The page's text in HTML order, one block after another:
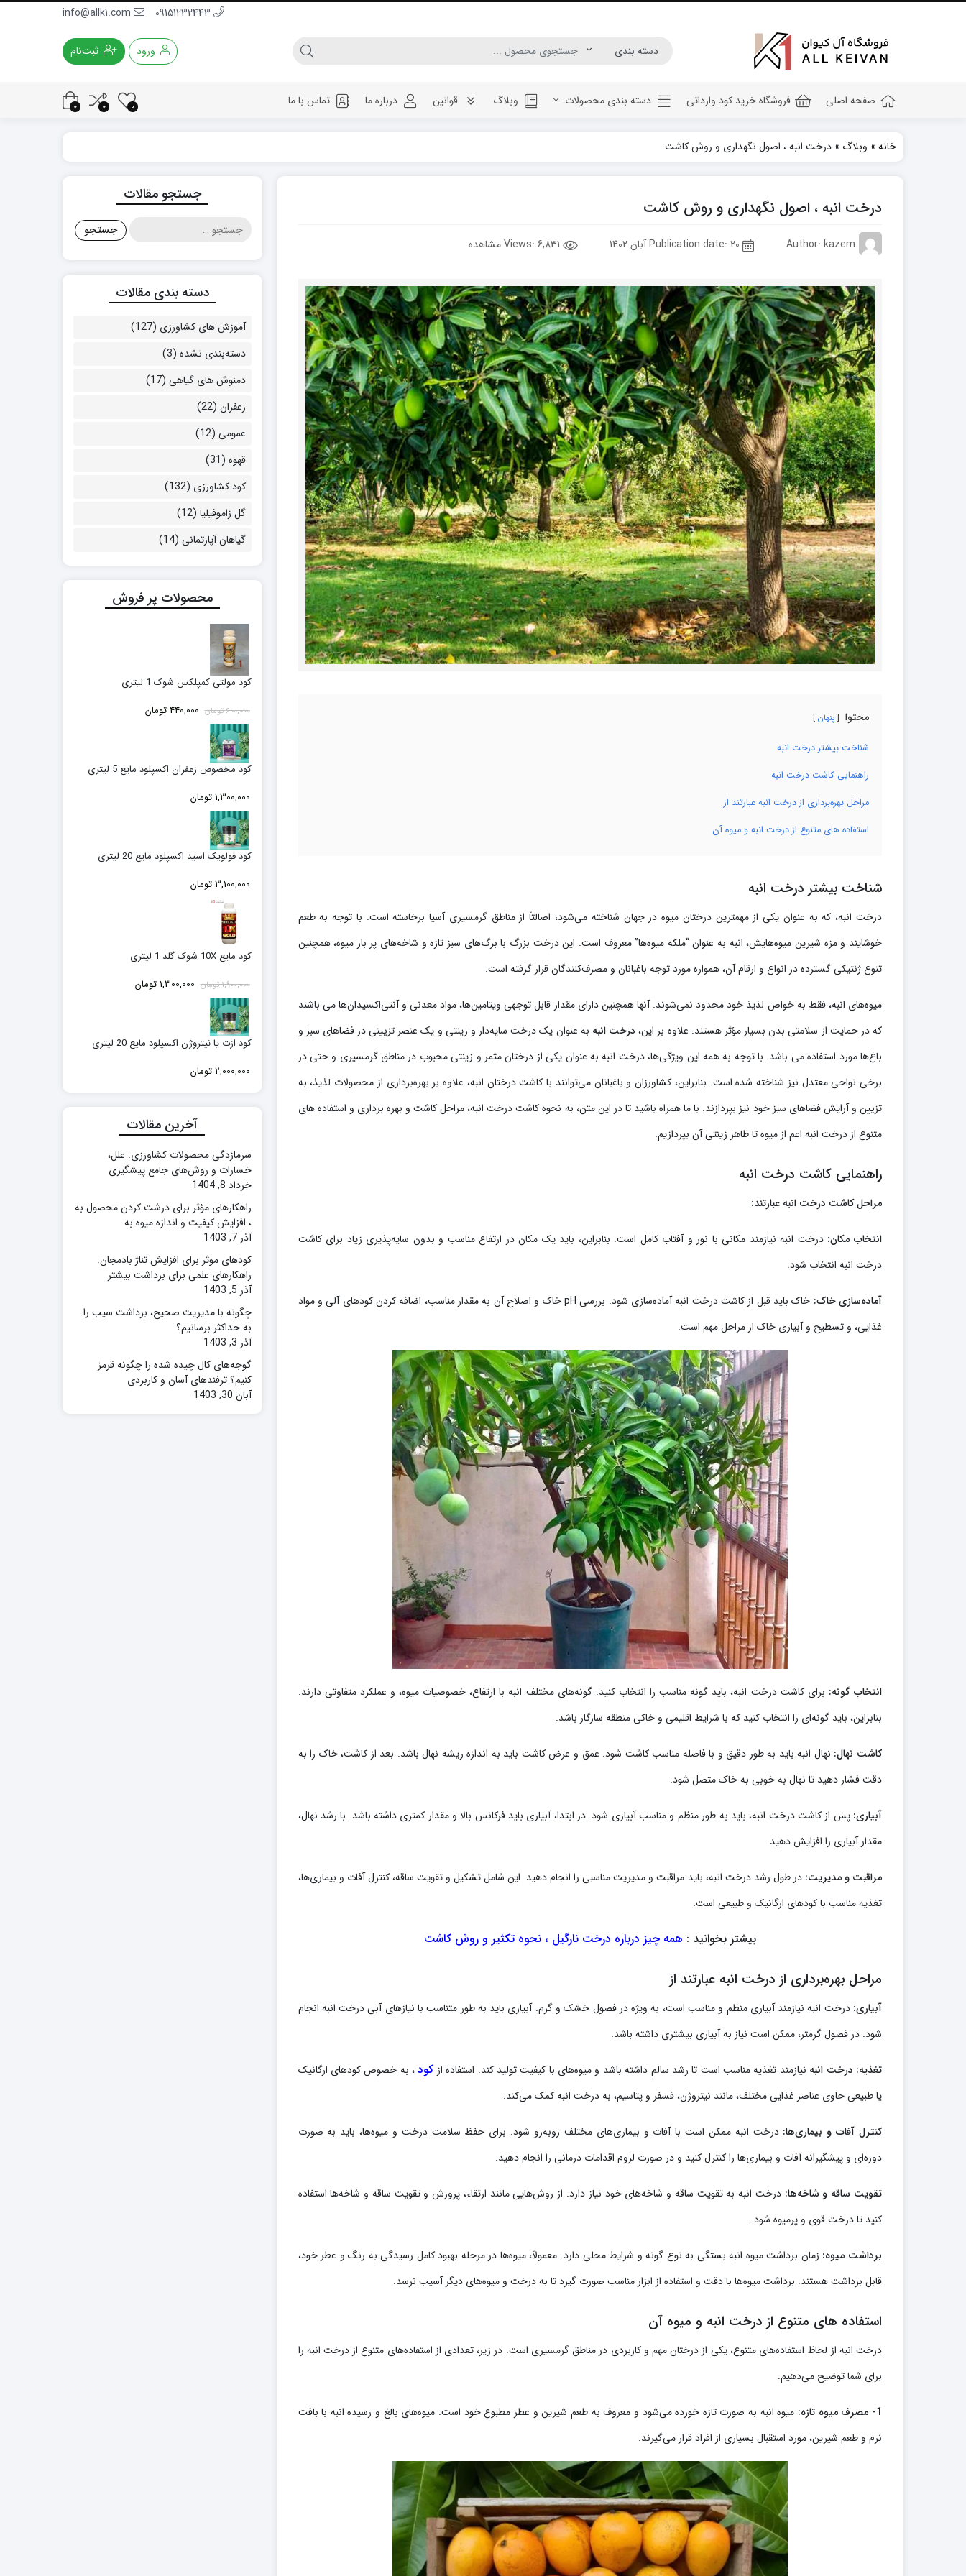
ورود ثبت‌نام
صفحه اصلی فروشگاه خرید کود وارداتی دسته بندی محصولات
کود کامل ۲۰ ۲۰ ۲۰
کود npk
کود آهن
کود فسفر بالا
کود گلدهی(کود ۱۲ ۱۲ ۳۶)
کود آمینو اسید
کود فروت ست
کود گیاهان آپارتمانی
وبلاگ قوانین درباره ما تماس با ما 0
0
0
خانه » وبلاگ » درخت انبه ، اصول نگهداری و روش کاشت
درخت انبه ، اصول نگهداری و روش کاشت
Author: kazem 6,831 مشاهده
محتوا پنهان
شناخت بیشتر درخت انبه
راهنمایی کاشت درخت انبه
مراحل بهره‌برداری از درخت انبه عبارتند از
استفاده های متنوع از درخت انبه و میوه آن
شناخت بیشتر درخت انبه
درخت انبه، که به عنوان یکی از مهمترین درختان میوه در جهان شناخته می‌شود، اصالتاً از مناطق گرمسیری آسیا برخاسته است. با توجه به طعم
خوشایند و مزه شیرین میوه‌هایش، انبه به عنوان “ملکه میوه‌ها” معروف است. این درخت بزرگ با برگ‌های سبز تازه و شاخه‌های پر بار میوه، همچنین
تنوع ژنتیکی گسترده در انواع و ارقام آن، همواره مورد توجه باغبانان و مصرف‌کنندگان قرار گرفته است.
میوه‌های انبه، فقط به خواص لذیذ خود محدود نمی‌شوند. آنها همچنین دارای مقدار قابل توجهی ویتامین‌ها، مواد معدنی و آنتی‌اکسیدان‌ها می باشند
که در حمایت از سلامتی بدن بسیار مؤثر هستند. علاوه بر این، درخت انبه به عنوان یک درخت سایه‌دار و زینتی و یک عنصر تزیینی در فضاهای سبز و
باغ‌ها مورد استفاده می باشد. با توجه به همه این ویژگی‌ها، درخت انبه به عنوان یکی از درختان مثمر و زینتی محبوب در مناطق گرمسیری و حتی در
برخی نواحی معتدل نیز شناخته شده است. بنابراین، کشاورزان و باغبانان می‌توانند با کاشت درختان انبه، علاوه بر بهره‌برداری از محصولات لذیذ، به
تزیین و آرایش فضاهای سبز خود نیز بپردازند. با ما همراه باشید تا در این متن، به نحوه کاشت درخت انبه، مراحل کاشت و بهره برداری و استفاده های
متنوع از درخت انبه اعم از میوه تا ظاهر زینتی آن بپردازیم.
راهنمایی کاشت درخت انبه
مراحل کاشت درخت انبه عبارتند:
انتخاب مکان: درخت انبه نیازمند مکانی با نور و آفتاب‌ کامل است. بنابراین، باید یک مکان در ارتفاع مناسب و بدون سایه‌پذیری زیاد برای کاشت
درخت انبه انتخاب شود.
آماده‌سازی خاک:
خاک باید قبل از کاشت درخت انبه آماده‌سازی شود. بررسی pH خاک و اصلاح آن به مقدار مناسب، اضافه کردن کودهای آلی و مواد
غذایی، و تسطیح و آبیاری خاک از مراحل مهم است.
انتخاب گونه: برای کاشت درخت انبه، باید گونه مناسب را انتخاب کنید. گونه‌های مختلف انبه با ارتفاع، خصوصیات میوه، و عملکرد متفاوتی دارند.
بنابراین، باید گونه‌ای را انتخاب کنید که با شرایط اقلیمی و خاکی منطقه سازگار باشد.
کاشت نهال: نهال انبه باید به طور دقیق و با فاصله مناسب کاشت شود. عمق و عرض کاشت باید به اندازه ریشه نهال باشد. بعد از کاشت، خاک را به
دقت فشار دهید تا نهال به خوبی به خاک متصل شود.
آبیاری: پس از کاشت درخت انبه، باید به طور منظم و مناسب آبیاری شود. در ابتدا، آبیاری باید فرکانس بالا و مقدار کمتری داشته باشد. با رشد نهال،
مقدار آبیاری را افزایش دهید.
مراقبت و مدیریت: در طول رشد درخت انبه، باید مراقبت و مدیریت مناسبی را انجام دهید. این شامل تشکیل و تقویت ساقه، کنترل آفات و بیماری‌ها،
تغذیه مناسب با کودهای ارگانیک و طبیعی است.
بیشتر بخوانید : همه چیز درباره درخت نارگیل ، نحوه تکثیر و روش کاشت
مراحل بهره‌برداری از درخت انبه عبارتند از
آبیاری: درخت انبه نیازمند آبیاری منظم و مناسب است، به ویژه در فصول خشک و گرم. آبیاری باید به طور متناسب با نیازهای آبی درخت انبه انجام
شود. در فصول گرمتر، ممکن است نیاز به آبیاری بیشتری داشته باشد.
تغذیه: درخت انبه نیازمند تغذیه مناسب است تا رشد سالم داشته باشد و میوه‌های با کیفیت تولید کند. استفاده از کود، به خصوص کودهای ارگانیک
یا طبیعی حاوی عناصر غذایی مختلف، مانند نیتروژن، فسفر و پتاسیم، به درخت انبه کمک می‌کند.
کنترل آفات و بیماری‌ها: درخت انبه ممکن است با آفات و بیماری‌های مختلف روبه‌رو شود. برای حفظ سلامت درخت و میوه‌ها، باید به صورت
دوره‌ای و پیشگیرانه آفات و بیماری‌ها را کنترل کنید و در صورت لزوم اقدامات درمانی را انجام دهید.
تقویت ساقه و شاخه‌ها: درخت انبه به تقویت ساقه و شاخه‌های خود نیاز دارد. از روش‌هایی مانند ارتقاء، پرورش و تقویت ساقه و شاخه‌ها استفاده
کنید تا درخت قوی و پرمیوه شود.
برداشت میوه: زمان برداشت میوه انبه بستگی به نوع گونه و شرایط محلی دارد. معمولاً، میوه‌ها در مرحله بهبود کامل رسیدگی به رنگ و عطر خود،
قابل برداشت هستند. برداشت میوه‌ها با دقت و استفاده از ابزار مناسب صورت گیرد تا به درخت و میوه‌های دیگر آسیب نرسد.
استفاده های متنوع از درخت انبه و میوه آن
درخت انبه از لحاظ استفاده‌های متنوع، یکی از درختان مهم و کاربردی در مناطق گرمسیری است. در زیر، تعدادی از استفاده‌های متنوع از درخت انبه را
برای شما توضیح می‌دهیم:
1- مصرف میوه تازه:
میوه انبه به صورت تازه خورده می‌شود و معروف به طعم شیرین و عطر مطبوع خود است. میوه‌های بالغ و رسیده انبه با بافت
نرم و طعم شیرین، مورد استقبال بسیاری از افراد قرار می‌گیرند.
جستجو مقالات
جستجو
برای:
دسته بندی مقالات
آموزش های کشاورزی (127)
دسته‌بندی نشده (3)
دمنوش های گیاهی (17)
زعفران (22)
عمومی (12)
قهوه (31)
کود کشاورزی (132)
گل زاموفیلیا (12)
گیاهان آپارتمانی (14)
محصولات پر فروش
کود مولتی کمپلکس شوک 1 لیتری
600,000تومان قیمت
440,000 تومان
کود مخصوص زعفران اکسپلود مایع 5 لیتری
1,300,000 تومان
کود فولویک اسید اکسپلود مایع 20 لیتری
3,100,000 تومان
کود مایع 10X شوک گلد 1 لیتری
1,900,000تومان قیمت
1,300,000 تومان
کود ازت یا نیتروژن اکسپلود مایع 20 لیتری
2,000,000 تومان
آخرین مقالات
سرمازدگی محصولات کشاورزی: علل،
خسارات و روش‌های جامع پیشگیری
خرداد 8, 1404
راهکارهای مؤثر برای درشت کردن محصول به
، افزایش کیفیت و اندازه میوه به
آذر 7, 1403
کودهای موثر برای افزایش تناژ بادمجان:
راهکارهای علمی برای برداشت بیشتر
آذر 5, 1403
چگونه با مدیریت صحیح، برداشت سیب را
به حداکثر برسانیم؟
آذر 3, 1403
گوجه‌های کال چیده شده را چگونه قرمز
کنیم؟ ترفندهای آسان و کاربردی
آبان 30, 1403